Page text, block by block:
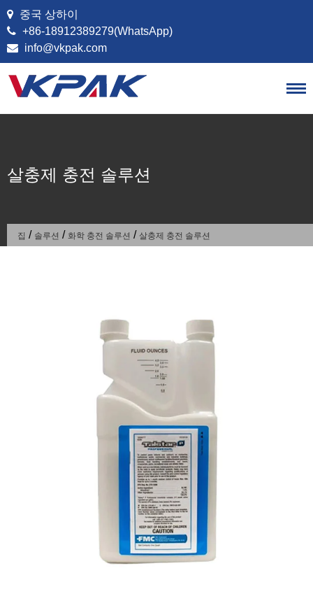
콘텐츠로 건너뛰기
중국 상하이
+86-18912389279(WhatsApp)
info@vkpak.com
살충제 충전 솔루션
집 / 솔루션 / 화학 충전 솔루션 / 살충제 충전 솔루션